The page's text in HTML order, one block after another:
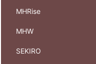
MHRise
MHW
SEKIRO